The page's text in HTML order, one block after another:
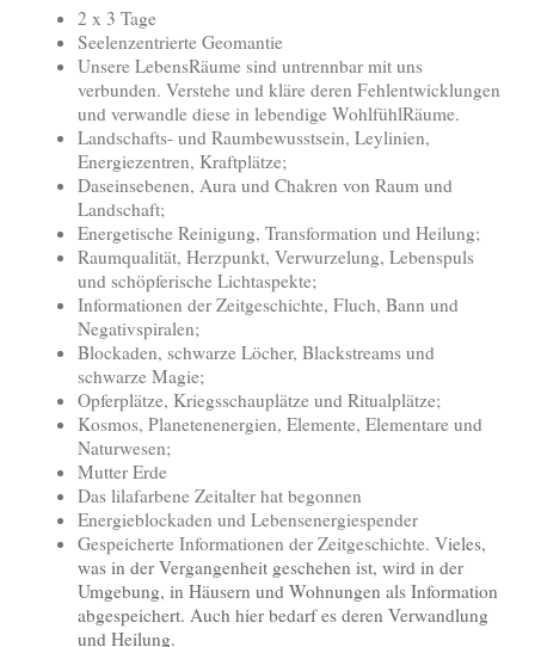
2 x 3 Tage
Seelenzentrierte Geomantie
Unsere LebensRäume sind untrennbar mit uns
verbunden. Verstehe und kläre deren Fehlentwicklungen
und verwandle diese in lebendige WohlfühlRäume.
Landschafts- und Raumbewusstsein, Leylinien,
Energiezentren, Kraftplätze;
Daseinsebenen, Aura und Chakren von Raum und
Landschaft;
Energetische Reinigung, Transformation und Heilung;
Raumqualität, Herzpunkt, Verwurzelung, Lebenspuls
und schöpferische Lichtaspekte;
Informationen der Zeitgeschichte, Fluch, Bann und
Negativspiralen;
Blockaden, schwarze Löcher, Blackstreams und
schwarze Magie;
Opferplätze, Kriegsschauplätze und Ritualplätze;
Kosmos, Planetenenergien, Elemente, Elementare und
Naturwesen;
Mutter Erde
Das lilafarbene Zeitalter hat begonnen
Energieblockaden und Lebensenergiespender
Gespeicherte Informationen der Zeitgeschichte. Vieles,
was in der Vergangenheit geschehen ist, wird in der
Umgebung, in Häusern und Wohnungen als Information
abgespeichert. Auch hier bedarf es deren Verwandlung
und Heilung.